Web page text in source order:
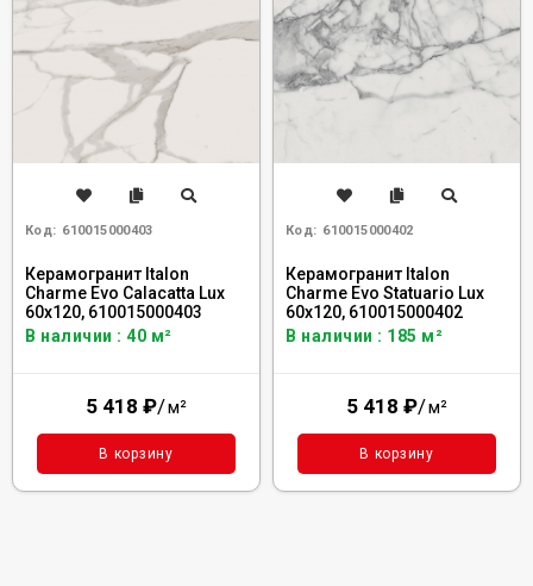
Код: 610015000403
Керамогранит Italon
Charme Evo Calacatta Lux
60x120, 610015000403
В наличии : 40 м²
5 418 ₽/м²
В корзину
Код: 610015000402
Керамогранит Italon
Charme Evo Statuario Lux
60x120, 610015000402
В наличии : 185 м²
5 418 ₽/м²
В корзину